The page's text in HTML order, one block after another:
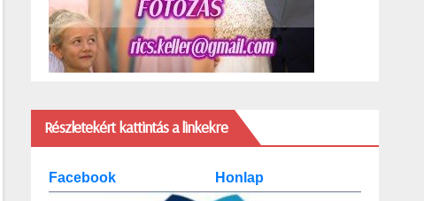
Részletekért kattintás a linkekre
Facebook Honlap